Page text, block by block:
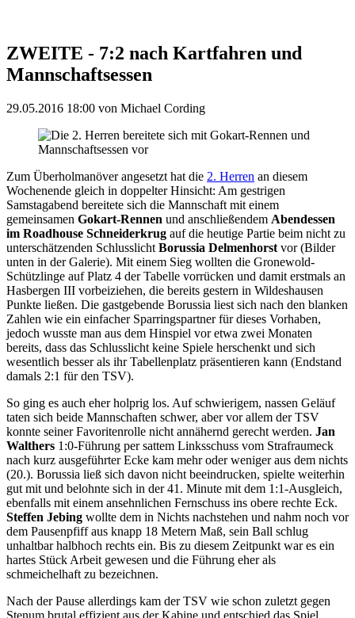
ZWEITE - 7:2 nach Kartfahren und
Mannschaftsessen
29.05.2016 18:00 von Michael Cording
Zum Überholmanöver angesetzt hat die 2. Herren an diesem
Wochenende gleich in doppelter Hinsicht: Am gestrigen
Samstagabend bereitete sich die Mannschaft mit einem
gemeinsamen Gokart-Rennen und anschließendem Abendessen
im Roadhouse Schneiderkrug auf die heutige Partie beim nicht zu
unterschätzenden Schlusslicht Borussia Delmenhorst vor (Bilder
unten in der Galerie). Mit einem Sieg wollten die Gronewold-
Schützlinge auf Platz 4 der Tabelle vorrücken und damit erstmals an
Hasbergen III vorbeiziehen, die bereits gestern in Wildeshausen
Punkte ließen. Die gastgebende Borussia liest sich nach den blanken
Zahlen wie ein einfacher Sparringspartner für dieses Vorhaben,
jedoch wusste man aus dem Hinspiel vor etwa zwei Monaten
bereits, dass das Schlusslicht keine Spiele herschenkt und sich
wesentlich besser als ihr Tabellenplatz präsentieren kann (Endstand
damals 2:1 für den TSV).
So ging es auch eher holprig los. Auf schwierigem, nassen Geläuf
taten sich beide Mannschaften schwer, aber vor allem der TSV
konnte seiner Favoritenrolle nicht annähernd gerecht werden. Jan
Walthers 1:0-Führung per sattem Linksschuss vom Strafraumeck
nach kurz ausgeführter Ecke kam mehr oder weniger aus dem nichts
(20.). Borussia ließ sich davon nicht beeindrucken, spielte weiterhin
gut mit und belohnte sich in der 41. Minute mit dem 1:1-Ausgleich,
ebenfalls mit einem ansehnlichen Fernschuss ins obere rechte Eck.
Steffen Jebing wollte dem in Nichts nachstehen und nahm noch vor
dem Pausenpfiff aus knapp 18 Metern Maß, sein Ball schlug
unhaltbar halbhoch rechts ein. Bis zu diesem Zeitpunkt war es ein
hartes Stück Arbeit gewesen und die Führung eher als
schmeichelhaft zu bezeichnen.
Nach der Pause allerdings kam der TSV wie schon zuletzt gegen
Stenum brutal effizient aus der Kabine und entschied das Spiel